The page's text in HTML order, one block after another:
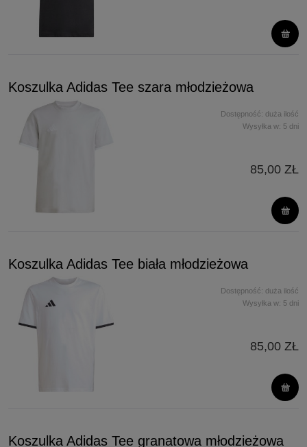
Koszulka Adidas Tee szara młodzieżowa
Dostępność: duża ilość
Wysyłka w: 5 dni
85,00 ZŁ
Koszulka Adidas Tee biała młodzieżowa
Dostępność: duża ilość
Wysyłka w: 5 dni
85,00 ZŁ
Koszulka Adidas Tee granatowa młodzieżowa